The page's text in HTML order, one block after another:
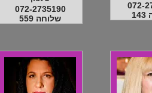
072-
072-2735190
שלוחה 559